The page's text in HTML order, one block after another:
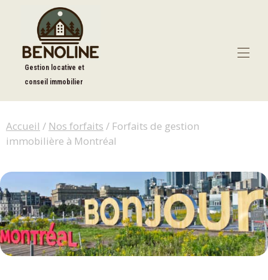
Gestion locative et
conseil immobilier
Accueil
Nos forfaits
Nos exclusivités▾
Contact
Accueil / Nos forfaits / Forfaits de gestion
immobilière à Montréal